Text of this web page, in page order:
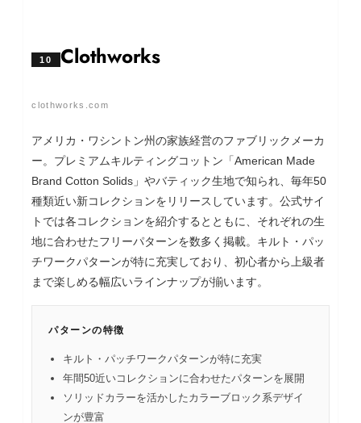
10 Clothworks
clothworks.com
アメリカ・ワシントン州の家族経営のファブリックメーカ
ー。プレミアムキルティングコットン「American Made
Brand Cotton Solids」やバティック生地で知られ、毎年50
種類近い新コレクションをリリースしています。公式サイ
トでは各コレクションを紹介するとともに、それぞれの生
地に合わせたフリーパターンを数多く掲載。キルト・パッ
チワークパターンが特に充実しており、初心者から上級者
まで楽しめる幅広いラインナップが揃います。
パターンの特徴
キルト・パッチワークパターンが特に充実
年間50近いコレクションに合わせたパターンを展開
ソリッドカラーを活かしたカラーブロック系デザイ
ンが豊富